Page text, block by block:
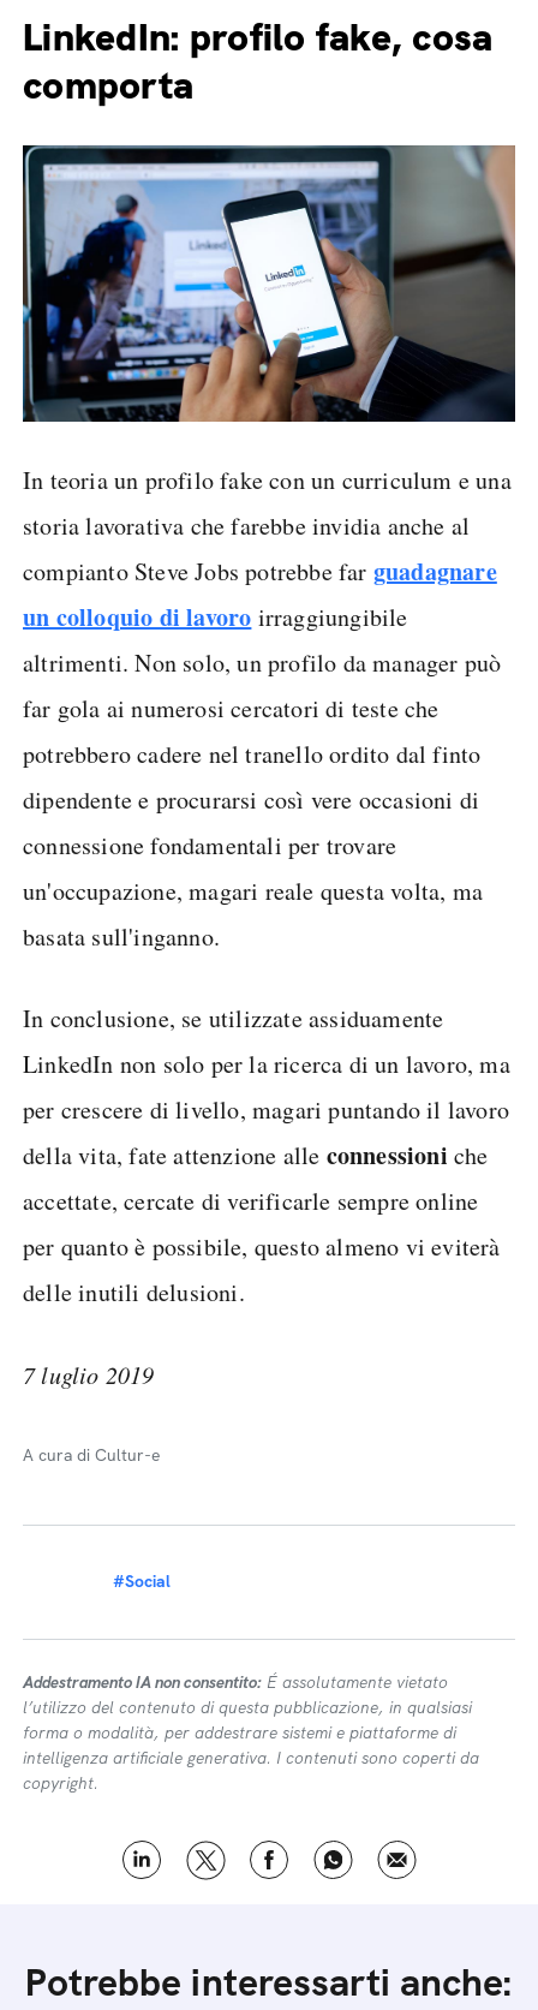
LinkedIn: profilo fake, cosa
comporta
In teoria un profilo fake con un curriculum e una
storia lavorativa che farebbe invidia anche al
compianto Steve Jobs potrebbe far guadagnare
un colloquio di lavoro irraggiungibile
altrimenti. Non solo, un profilo da manager può
far gola ai numerosi cercatori di teste che
potrebbero cadere nel tranello ordito dal finto
dipendente e procurarsi così vere occasioni di
connessione fondamentali per trovare
un'occupazione, magari reale questa volta, ma
basata sull'inganno.
In conclusione, se utilizzate assiduamente
LinkedIn non solo per la ricerca di un lavoro, ma
per crescere di livello, magari puntando il lavoro
della vita, fate attenzione alle connessioni che
accettate, cercate di verificarle sempre online
per quanto è possibile, questo almeno vi eviterà
delle inutili delusioni.
7 luglio 2019
A cura di Cultur-e
#Social
Addestramento IA non consentito: É assolutamente vietato
l’utilizzo del contenuto di questa pubblicazione, in qualsiasi
forma o modalità, per addestrare sistemi e piattaforme di
intelligenza artificiale generativa. I contenuti sono coperti da
copyright.
Potrebbe interessarti anche: